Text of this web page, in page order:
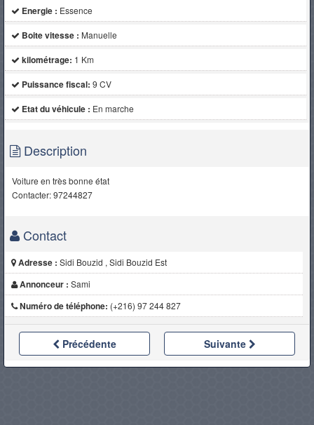
Energie : Essence
Boite vitesse : Manuelle
kilométrage: 1 Km
Puissance fiscal: 9 CV
Etat du véhicule : En marche
Description
Voiture en très bonne état
Contacter: 97244827
Contact
Adresse : Sidi Bouzid , Sidi Bouzid Est
Annonceur : Sami
Numéro de téléphone: (+216) 97 244 827
Précédente Suivante